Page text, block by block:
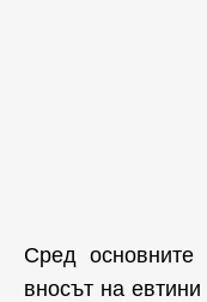
Сред
вносът на